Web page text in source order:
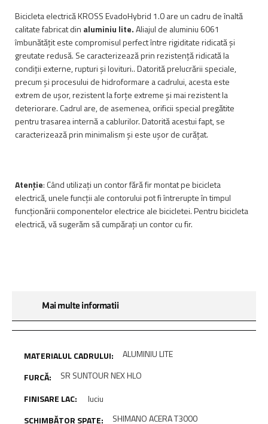
Bicicleta electrică KROSS EvadoHybrid 1.0 are un cadru de înaltă
calitate fabricat din aluminiu lite.Aliajul de aluminiu 6061
îmbunătățit este compromisul perfect între rigiditate ridicată și
greutate redusă. Se caracterizează prin rezistență ridicată la
condiții externe, rupturi și lovituri.. Datorită prelucrării speciale,
precum și procesului de hidroformare a cadrului, acesta este
extrem de ușor, rezistent la forțe extreme și mai rezistent la
deteriorare. Cadrul are, de asemenea, orificii special pregătite
pentru trasarea internă a cablurilor. Datorită acestui fapt, se
caracterizează prin minimalism și este ușor de curățat.
Atenție: Când utilizați un contor fără fir montat pe bicicleta
electrică, unele funcții ale contorului pot fi întrerupte în timpul
funcționării componentelor electrice ale bicicletei. Pentru bicicleta
electrică, vă sugerăm să cumpărați un contor cu fir.
Mai multe informatii
ALUMINIU LITE
SR SUNTOUR NEX HLO
luciu
SHIMANO ACERA T3000